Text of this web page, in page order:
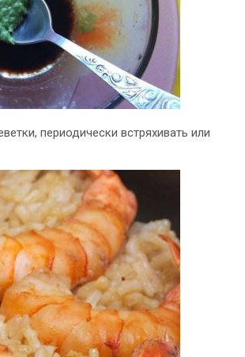
периодически встряхивать или